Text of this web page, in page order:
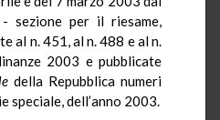
sezione per il riesame,
al n. 451, al n. 488 e al n.
2003 e pubblicate
della Repubblica numeri
speciale, dell’anno 2003.